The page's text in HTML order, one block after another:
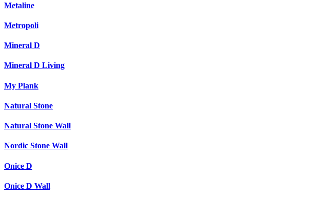
Metaline
Metropoli
Mineral D
Mineral D Living
My Plank
Natural Stone
Natural Stone Wall
Nordic Stone Wall
Onice D
Onice D Wall